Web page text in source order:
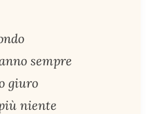
sempre
giuro
niente